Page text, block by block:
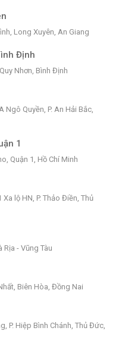
Long Xuyên, An Giang
Định
Nhơn, Bình Định
Ngô Quyền, P. An Hải Bắc,
1
Quận 1, Hồ Chí Minh
lộ HN, P. Thảo Điền, Thủ
Rịa - Vũng Tàu
Biên Hòa, Đồng Nai
P. Hiệp Bình Chánh, Thủ Đức,